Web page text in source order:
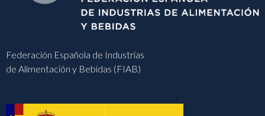
Federación Española de Industrias
de Alimentación y Bebidas (FIAB)